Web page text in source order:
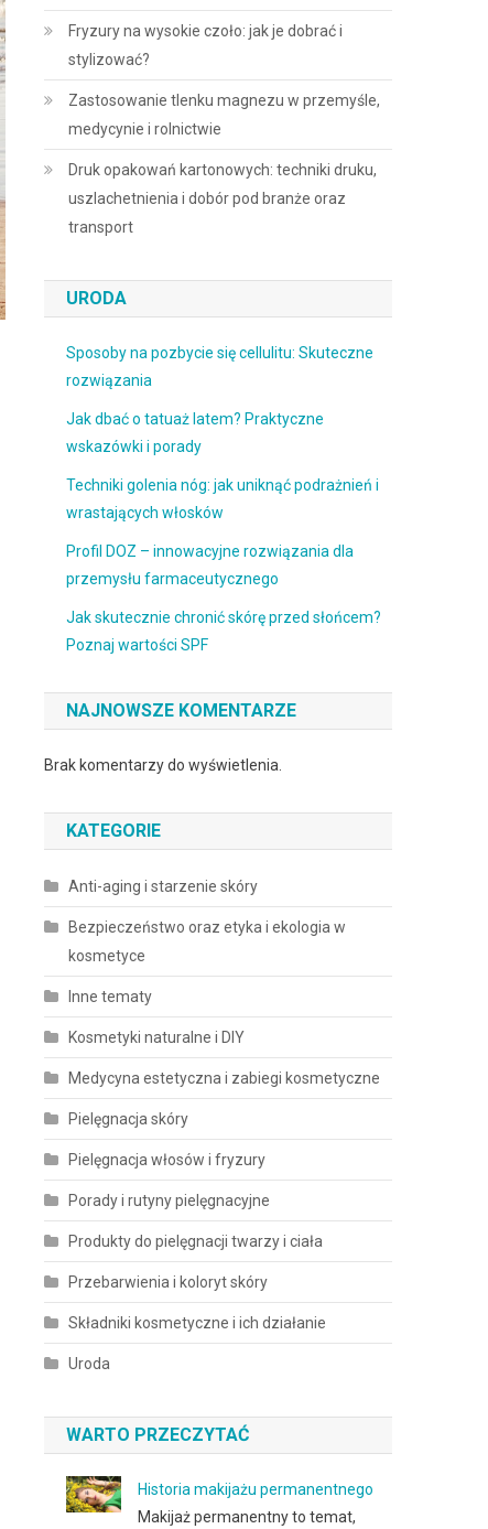
Fryzury na wysokie czoło: jak je dobrać i
stylizować?
Zastosowanie tlenku magnezu w przemyśle,
medycynie i rolnictwie
Druk opakowań kartonowych: techniki druku,
uszlachetnienia i dobór pod branże oraz
transport
URODA
Sposoby na pozbycie się cellulitu: Skuteczne
rozwiązania
Jak dbać o tatuaż latem? Praktyczne
wskazówki i porady
Techniki golenia nóg: jak uniknąć podrażnień i
wrastających włosków
Profil DOZ – innowacyjne rozwiązania dla
przemysłu farmaceutycznego
Jak skutecznie chronić skórę przed słońcem?
Poznaj wartości SPF
NAJNOWSZE KOMENTARZE
Brak komentarzy do wyświetlenia.
KATEGORIE
Anti-aging i starzenie skóry
Bezpieczeństwo oraz etyka i ekologia w
kosmetyce
Inne tematy
Kosmetyki naturalne i DIY
Medycyna estetyczna i zabiegi kosmetyczne
Pielęgnacja skóry
Pielęgnacja włosów i fryzury
Porady i rutyny pielęgnacyjne
Produkty do pielęgnacji twarzy i ciała
Przebarwienia i koloryt skóry
Składniki kosmetyczne i ich działanie
Uroda
WARTO PRZECZYTAĆ
Historia makijażu permanentnego
Makijaż permanentny to temat,